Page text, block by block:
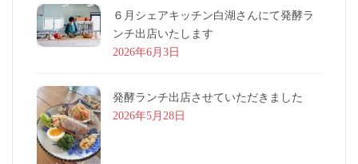
６月シェアキッチン白湖さんにて発酵ラ
ンチ出店いたします
2026年6月3日
発酵ランチ出店させていただきました
2026年5月28日